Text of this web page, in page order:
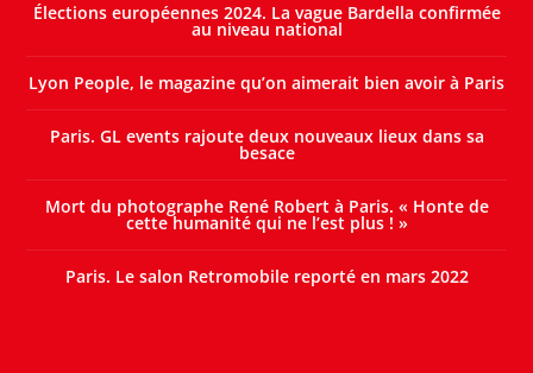
Élections européennes 2024. La vague Bardella confirmée
au niveau national
Lyon People, le magazine qu’on aimerait bien avoir à Paris
Paris. GL events rajoute deux nouveaux lieux dans sa
besace
Mort du photographe René Robert à Paris. « Honte de
cette humanité qui ne l’est plus ! »
Paris. Le salon Retromobile reporté en mars 2022